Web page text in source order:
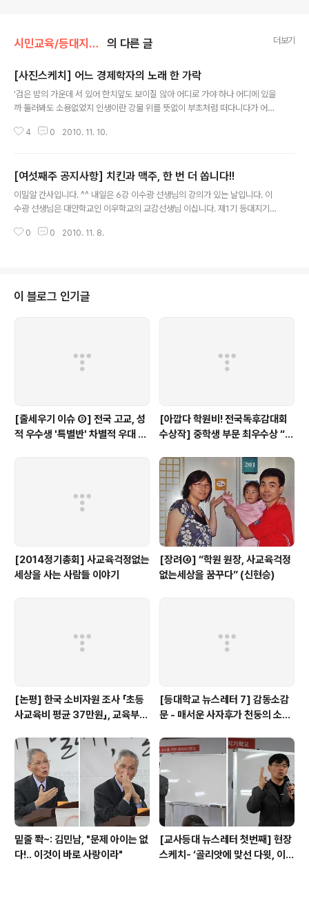
시민교육/등대지기학교 의 다른 글 더보기
[사진스케치] 어느 경제학자의 노래 한 가락
'검은 밤의 가운데 서 있어 한치앞도 보이질 않아 어디로 가야 하나 어디에 있을
까 둘러봐도 소용없었지 인생이란 강물 위를 뜻없이 부초처럼 떠다니다가 어느
는 거야 일어나 일어나 봄의 새싹들처럼- 끝이 없는 말들 속에 나와 너는 지쳐가
일어나 일어나 다시한번 해보는거야 일어나 일어나 봄의 새싹들처럼- 가볍게
산다는건 결국은 스스로를 얽어매고 세상이 외면해도 나는 어차피 살아 살아 있
는걸 아름다운 꽃일수록 빨리 시들어가고 햇살이 비치면 투명하던 이슬도 한순
4 0 2010. 11. 10.
[여섯째주 공지사항] 치킨과 맥주, 한 번 더 쏩니다!!
이밀알 간사입니다. ^^ 내일은 6강 이수광 선생님의 강의가 있는 날입니다. 이
수광 선생님은 대안학교인 이우학교의 교감선생님 이십니다. 제1기 등대지기학
소박하고 정직한 미소로 시작해, 진중하고 묵직한 깨달음으로 마무리하시는 이
의 '조기영어교육의 실상과 진실' 녹화강의가 11월 11일부터 공개되지 않습니
다. 각 강의의 녹화분을 3주씩만 공개하기로 한 것은 다 알고 계시지요? (강의공
0 0 2010. 11. 8.
이 블로그 인기글
[줄세우기 이슈 ③] 전국 고교, 성
적 우수생 '특별반' 차별적 우대 심
[아깝다 학원비! 전국독후감대회
수상작] 중학생 부문 최우수상 “학
[2014정기총회] 사교육걱정없는
세상을 사는 사람들 이야기
[장려④] “학원 원장, 사교육걱정
없는세상을 꿈꾸다” (신현승)
[논평] 한국 소비자원 조사 「초등
사교육비 평균 37만원」, 교육부
[등대학교 뉴스레터 7] 감동소감
문 - 매서운 사자후가 천둥의 소리
밑줄 쫙~: 김민남, "문제 아이는 없
다!.. 이것이 바로 사랑이라"
[교사등대 뉴스레터 첫번째] 현장
스케치- ‘골리앗에 맞선 다윗, 이계